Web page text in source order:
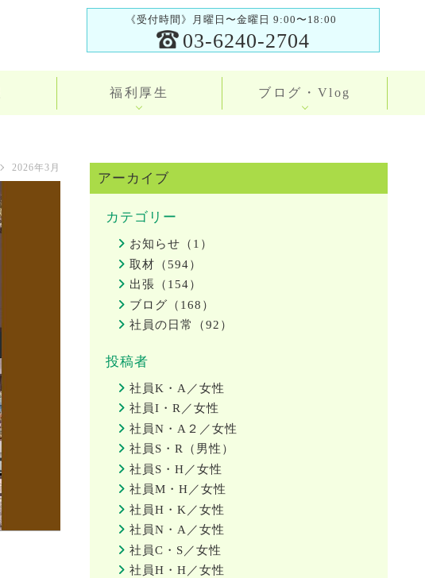
《受付時間》月曜日〜金曜日 9:00〜18:00
03-6240-2704
福利厚生 ブログ・Vlog
2026年3月
アーカイブ
カテゴリー
お知らせ（1）
取材（594）
出張（154）
ブログ（168）
社員の日常（92）
投稿者
社員K・A／女性
社員I・R／女性
社員N・A２／女性
社員S・R（男性）
社員S・H／女性
社員M・H／女性
社員H・K／女性
社員N・A／女性
社員C・S／女性
社員H・H／女性